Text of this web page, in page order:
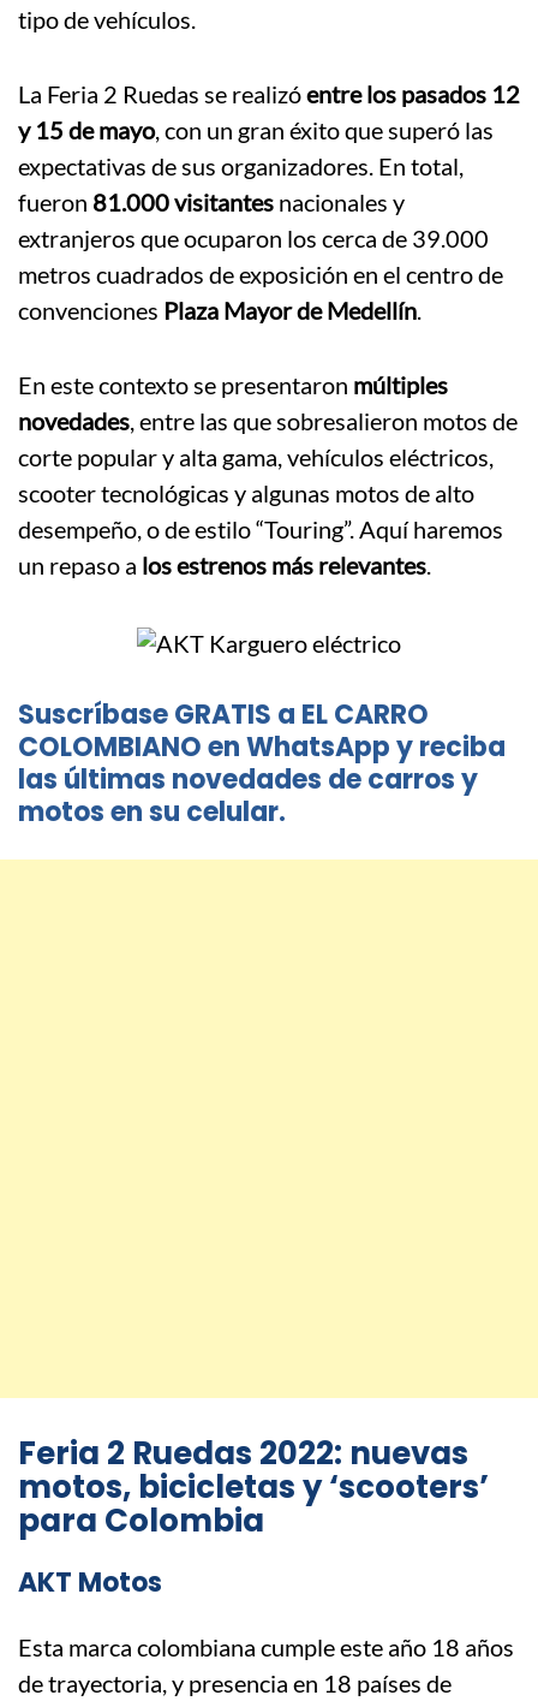
tipo de vehículos.
La Feria 2 Ruedas se realizóentre los pasados 12
y 15 de mayo, con un gran éxito que superó las
expectativas de sus organizadores. En total,
fueron 81.000 visitantes nacionales y
extranjeros que ocuparon los cerca de 39.000
metros cuadrados de exposición en el centro de
convenciones Plaza Mayor de Medellín.
En este contexto se presentaron múltiples
novedades, entre las que sobresalieron motos de
corte popular y alta gama, vehículos eléctricos,
scooter tecnológicas y algunas motos de alto
desempeño, o de estilo “Touring”. Aquí haremos
un repaso a los estrenos más relevantes.
Suscríbase GRATIS a EL CARRO
COLOMBIANO en WhatsApp y reciba
las últimas novedades de carros y
motos en su celular.
Feria 2 Ruedas 2022: nuevas
motos, bicicletas y ‘scooters’
para Colombia
AKT Motos
Esta marca colombiana cumple este año 18 años
de trayectoria, y presencia en 18 países de